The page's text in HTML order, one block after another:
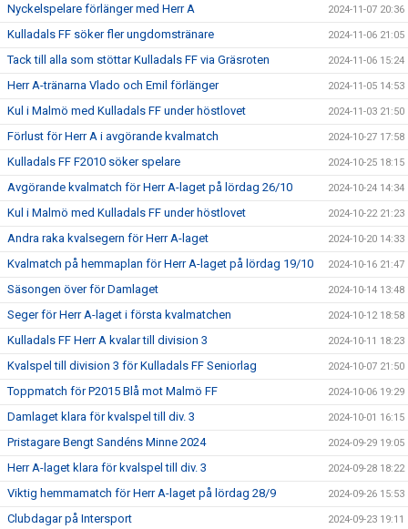
Nyckelspelare förlänger med Herr A 2024-11-07 20:36
Kulladals FF söker fler ungdomstränare 2024-11-06 21:05
Tack till alla som stöttar Kulladals FF via Gräsroten 2024-11-06 15:24
Herr A-tränarna Vlado och Emil förlänger 2024-11-05 14:53
Kul i Malmö med Kulladals FF under höstlovet 2024-11-03 21:50
Förlust för Herr A i avgörande kvalmatch 2024-10-27 17:58
Kulladals FF F2010 söker spelare 2024-10-25 18:15
Avgörande kvalmatch för Herr A-laget på lördag 26/10 2024-10-24 14:34
Kul i Malmö med Kulladals FF under höstlovet 2024-10-22 21:23
Andra raka kvalsegern för Herr A-laget 2024-10-20 14:33
Kvalmatch på hemmaplan för Herr A-laget på lördag 19/10 2024-10-16 21:47
Säsongen över för Damlaget 2024-10-14 13:48
Seger för Herr A-laget i första kvalmatchen 2024-10-12 18:58
Kulladals FF Herr A kvalar till division 3 2024-10-11 18:23
Kvalspel till division 3 för Kulladals FF Seniorlag 2024-10-07 21:50
Toppmatch för P2015 Blå mot Malmö FF 2024-10-06 19:29
Damlaget klara för kvalspel till div. 3 2024-10-01 16:15
Pristagare Bengt Sandéns Minne 2024 2024-09-29 19:05
Herr A-laget klara för kvalspel till div. 3 2024-09-28 18:22
Viktig hemmamatch för Herr A-laget på lördag 28/9 2024-09-26 15:53
Clubdagar på Intersport 2024-09-23 19:11